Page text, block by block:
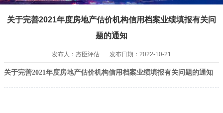
关于完善2021年度房地产估价机构信用档案业绩填报有关问
题的通知
发布人：杰臣评估 发布日期：2022-10-21
关于完善2021年度房地产估价机构信用档案业绩填报有关问题的通知